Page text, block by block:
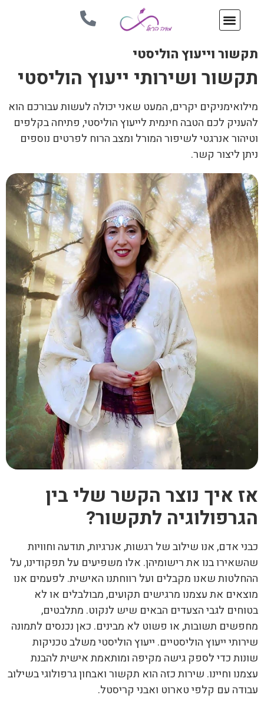
וייעוץ הוליסטי
ושירותי ייעוץ הוליסטי
יקרים, המעט שאני יכולה לעשות עבורכם הוא
לכם הטבה חינמית לייעוץ הוליסטי, פתיחה בקלפים
אנרגטי לשיפור המורל ומצב הרוח לפרטים נוספים
ליצור קשר.
איך נוצר הקשר שלי בין
לתקשור?
אדם, אנו שילוב של רגשות, אנרגיות, תודעה וחוויות
בנו את רישומיהן. אלו משפיעים על תפקודינו, על
שאנו מקבלים ועל רווחתנו האישית. לפעמים אנו
את עצמנו מרגישים תקועים, מבולבלים או לא
לגבי הצעדים הבאים שיש לנקוט. מתלבטים,
תשובות, או פשוט לא מבינים. כאן נכנסים לתמונה
ייעוץ הוליסטיים. ייעוץ הוליסטי משלב טכניקות
כדי לספק גישה מקיפה ומותאמת אישית להבנת
וחיינו. שירות כזה הוא תקשור ואבחון גרפולוגי בשילוב
עם קלפי טארוט ואבני קריסטל.